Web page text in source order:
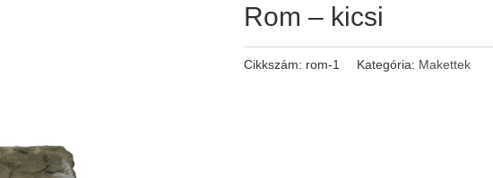
Rom – kicsi
Cikkszám: rom-1 Kategória: Makettek